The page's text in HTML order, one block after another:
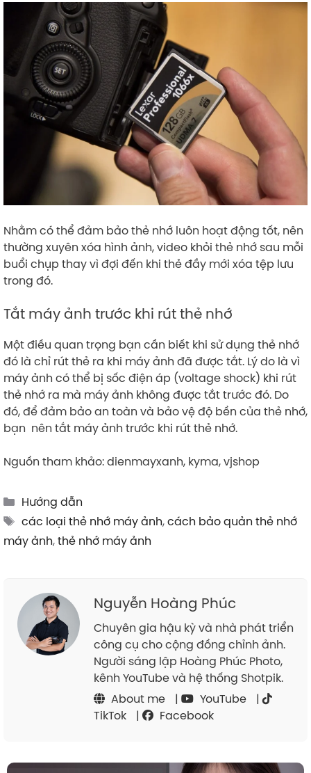
Nhằm có thể đảm bảo thẻ nhớ luôn hoạt động tốt, nên
thường xuyên xóa hình ảnh, video khỏi thẻ nhớ sau mỗi
buổi chụp thay vì đợi đến khi thẻ đầy mới xóa tệp lưu
trong đó.
Tắt máy ảnh trước khi rút thẻ nhớ
Một điều quan trọng bạn cần biết khi sử dụng thẻ nhớ
đó là chỉ rút thẻ ra khi máy ảnh đã được tắt. Lý do là vì
máy ảnh có thể bị sốc điện áp (voltage shock) khi rút
thẻ nhớ ra mà máy ảnh không được tắt trước đó. Do
đó, để đảm bảo an toàn và bảo vệ độ bền của thẻ nhớ,
bạn nên tắt máy ảnh trước khi rút thẻ nhớ.
Nguồn tham khảo: dienmayxanh, kyma, vjshop
Categories
Hướng dẫn
Tags
các loại thẻ nhớ máy ảnh,cách bảo quản thẻ nhớ
máy ảnh,thẻ nhớ máy ảnh
Nguyễn Hoàng Phúc
Chuyên gia hậu kỳ và nhà phát triển
công cụ cho cộng đồng chỉnh ảnh.
Người sáng lập Hoàng Phúc Photo,
kênh YouTube và hệ thống Shotpik.
About me
| YouTube
|
TikTok
| Facebook